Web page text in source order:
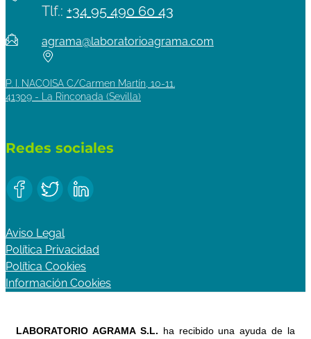
Tlf.: +34 95 490 60 43
agrama@laboratorioagrama.com
P. I. NACOISA C/Carmen Martín, 10-11.
41309 - La Rinconada (Sevilla)
Redes sociales
Aviso Legal
Política Privacidad
Política Cookies
Información Cookies
LABORATORIO AGRAMA S.L. ha recibido una ayuda de la